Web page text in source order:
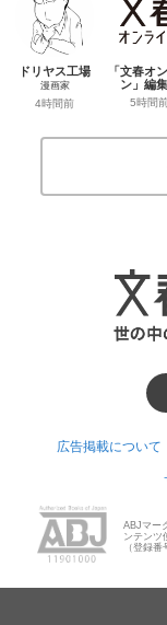
ドリヤス工場
漫画家
4時間前
「文春オ
ン」編
5時間
広告掲載について
ABJマー
ンテンツ
（登録番